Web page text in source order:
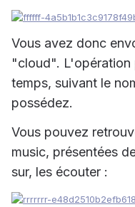
Vous avez donc
"cloud". L'opération
temps, suivant le
possédez.
Vous pouvez
music, présentées
sur, les écouter :